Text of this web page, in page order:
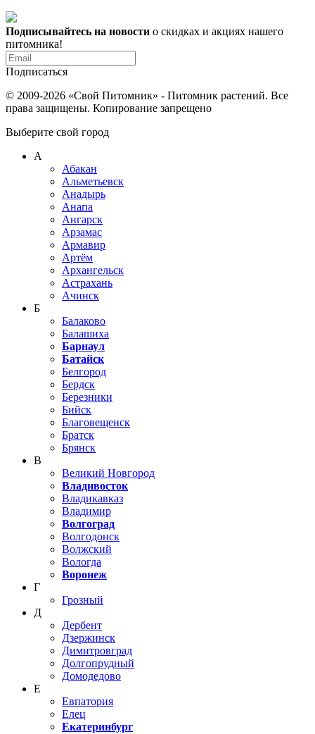
Подписывайтесь на новости о скидках и акциях нашего
питомника!
Подписаться
© 2009-2026 «Свой Питомник» - Питомник растений. Все
права защищены. Копирование запрещено
Выберите свой город
А
Абакан
Альметьевск
Анадырь
Анапа
Ангарск
Арзамас
Армавир
Артём
Архангельск
Астрахань
Ачинск
Б
Балаково
Балашиха
Барнаул
Батайск
Белгород
Бердск
Березники
Бийск
Благовещенск
Братск
Брянск
В
Великий Новгород
Владивосток
Владикавказ
Владимир
Волгоград
Волгодонск
Волжский
Вологда
Воронеж
Г
Грозный
Д
Дербент
Дзержинск
Димитровград
Долгопрудный
Домодедово
Е
Евпатория
Елец
Екатеринбург